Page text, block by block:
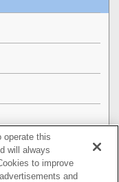
operate this
will always
to improve
and